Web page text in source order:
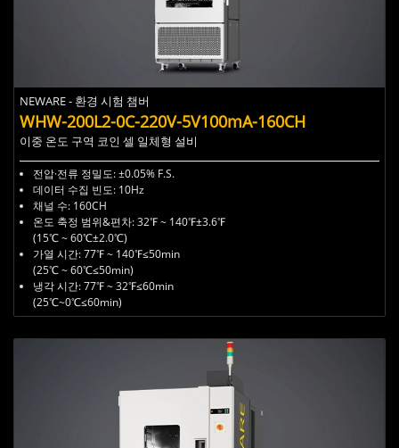
NEWARE - 환경 시험 챔버
WHW-200L2-0C-220V-5V100mA-160CH
이중 온도 구역 코인 셀 일체형 설비
전압·전류 정밀도: ±0.05% F.S.
데이터 수집 빈도: 10Hz
채널 수: 160CH
온도 축정 범위&편차: 32℉ ~ 140℉±3.6℉
(15℃ ~ 60℃±2.0℃)
가열 시간: 77℉ ~ 140℉≤50min
(25℃ ~ 60℃≤50min)
냉각 시간: 77℉ ~ 32℉≤60min
(25℃~0℃≤60min)